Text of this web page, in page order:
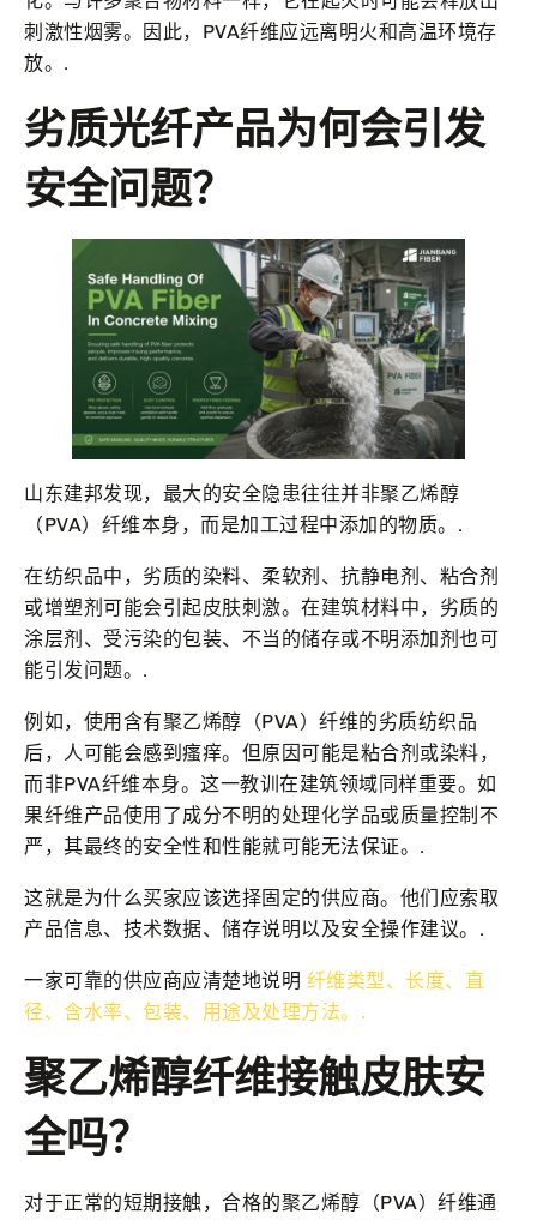
刺激性烟雾。因此，PVA纤维应远离明火和高温环境存
放。.
劣质光纤产品为何会引发
安全问题？
山东建邦发现，最大的安全隐患往往并非聚乙烯醇
（PVA）纤维本身，而是加工过程中添加的物质。.
在纺织品中，劣质的染料、柔软剂、抗静电剂、粘合剂
或增塑剂可能会引起皮肤刺激。在建筑材料中，劣质的
涂层剂、受污染的包装、不当的储存或不明添加剂也可
能引发问题。.
例如，使用含有聚乙烯醇（PVA）纤维的劣质纺织品
后，人可能会感到瘙痒。但原因可能是粘合剂或染料，
而非PVA纤维本身。这一教训在建筑领域同样重要。如
果纤维产品使用了成分不明的处理化学品或质量控制不
严，其最终的安全性和性能就可能无法保证。.
这就是为什么买家应该选择固定的供应商。他们应索取
产品信息、技术数据、储存说明以及安全操作建议。.
一家可靠的供应商应清楚地说明 纤维类型、长度、直
径、含水率、包装、用途及处理方法。.
聚乙烯醇纤维接触皮肤安
全吗？
对于正常的短期接触，合格的聚乙烯醇（PVA）纤维通